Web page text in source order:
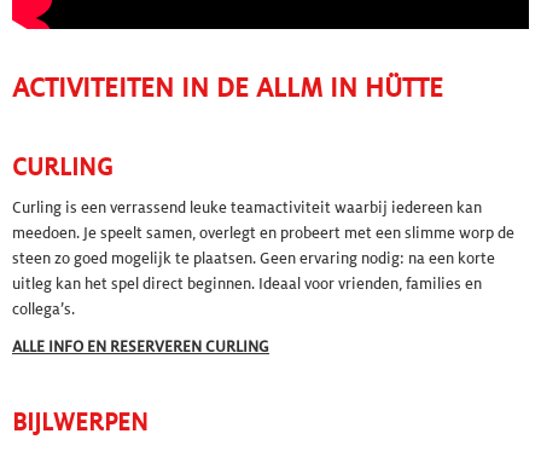
ACTIVITEITEN IN DE ALLM IN HÜTTE
CURLING
Curling is een verrassend leuke teamactiviteit waarbij iedereen kan
meedoen. Je speelt samen, overlegt en probeert met een slimme worp de
steen zo goed mogelijk te plaatsen. Geen ervaring nodig: na een korte
uitleg kan het spel direct beginnen. Ideaal voor vrienden, families en
collega’s.
ALLE INFO EN RESERVEREN CURLING
BIJLWERPEN